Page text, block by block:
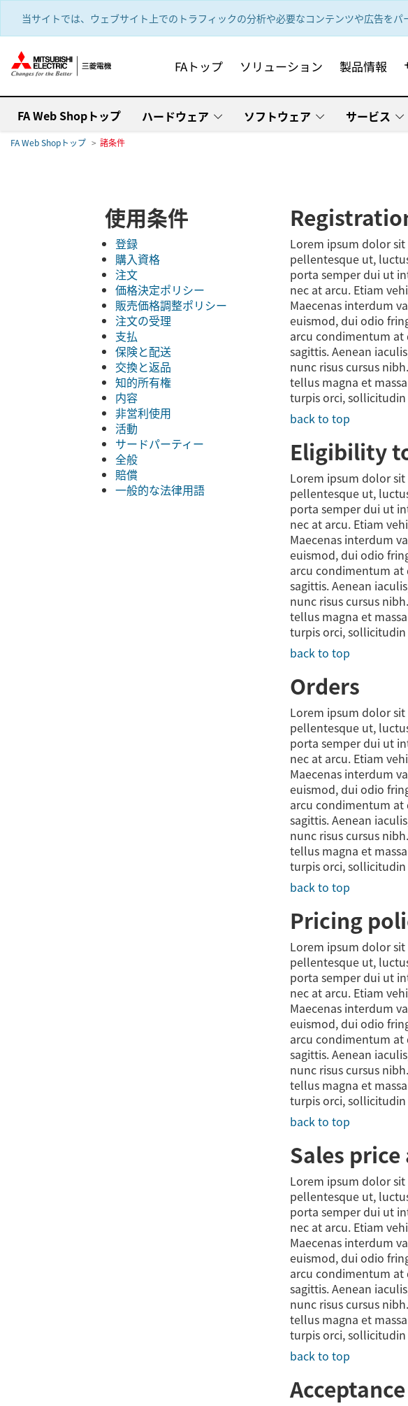
当サイトでは、ウェブサイト上でのトラフィックの分析や必要なコンテンツや広告を
FAトップ ソリューション 製品情報
FA Web Shopトップ ハードウェア ソフトウェア サービス
FA Web Shopトップ 諸条件
使用条件
登録
購入資格
注文
価格決定ポリシー
販売価格調整ポリシー
注文の受理
支払
保険と配送
交換と返品
知的所有権
内容
非営利使用
活動
サードパーティー
全般
賠償
一般的な法律用語
Lorem ipsum dolor
pellentesque ut,
porta semper dui ut
nec at arcu. Etiam
Maecenas interdum
euismod, dui odio
arcu condimentum at
sagittis. Aenean
nunc risus cursus
tellus magna et
turpis orci, sollicitudin
back to top
Eligibility
Lorem ipsum dolor
pellentesque ut,
porta semper dui ut
nec at arcu. Etiam
Maecenas interdum
euismod, dui odio
arcu condimentum at
sagittis. Aenean
nunc risus cursus
tellus magna et
turpis orci, sollicitudin
back to top
Orders
Lorem ipsum dolor
pellentesque ut,
porta semper dui ut
nec at arcu. Etiam
Maecenas interdum
euismod, dui odio
arcu condimentum at
sagittis. Aenean
nunc risus cursus
tellus magna et
turpis orci, sollicitudin
back to top
Pricing
Lorem ipsum dolor
pellentesque ut,
porta semper dui ut
nec at arcu. Etiam
Maecenas interdum
euismod, dui odio
arcu condimentum at
sagittis. Aenean
nunc risus cursus
tellus magna et
turpis orci, sollicitudin
back to top
Sales
Lorem ipsum dolor
pellentesque ut,
porta semper dui ut
nec at arcu. Etiam
Maecenas interdum
euismod, dui odio
arcu condimentum at
sagittis. Aenean
nunc risus cursus
tellus magna et
turpis orci, sollicitudin
back to top